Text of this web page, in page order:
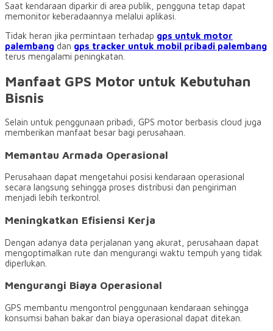
Saat kendaraan diparkir di area publik, pengguna tetap dapat
memonitor keberadaannya melalui aplikasi.
Tidak heran jika permintaan terhadap gps untuk motor
palembang dan gps tracker untuk mobil pribadi palembang
terus mengalami peningkatan.
Manfaat GPS Motor untuk Kebutuhan
Bisnis
Selain untuk penggunaan pribadi, GPS motor berbasis cloud juga
memberikan manfaat besar bagi perusahaan.
Memantau Armada Operasional
Perusahaan dapat mengetahui posisi kendaraan operasional
secara langsung sehingga proses distribusi dan pengiriman
menjadi lebih terkontrol.
Meningkatkan Efisiensi Kerja
Dengan adanya data perjalanan yang akurat, perusahaan dapat
mengoptimalkan rute dan mengurangi waktu tempuh yang tidak
diperlukan.
Mengurangi Biaya Operasional
GPS membantu mengontrol penggunaan kendaraan sehingga
konsumsi bahan bakar dan biaya operasional dapat ditekan.